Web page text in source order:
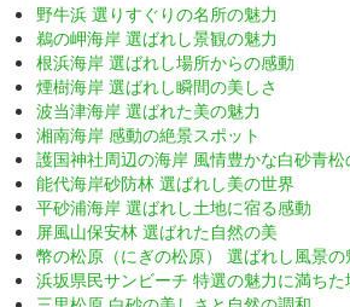
野牛浜 選りすぐりの名所の魅力
鵜の岬海岸 選ばれし景観の魅力
根浜海岸 選ばれし場所からの感動
煙樹海岸 選ばれし瞬間の美しさ
波当津海岸 選ばれた美の魅力
湘南海岸 感動の絶景スポット
護国神社周辺の海岸 風情豊かな白砂青
能代海岸砂防林 選ばれし美の世界
平砂浦海岸 選ばれし土地に宿る感動
屏風山保安林 選ばれた自然の美
幣の松原（にぎの松原） 選ばれし風景の
浜坂県民サンビーチ 特選の魅力に満ちた